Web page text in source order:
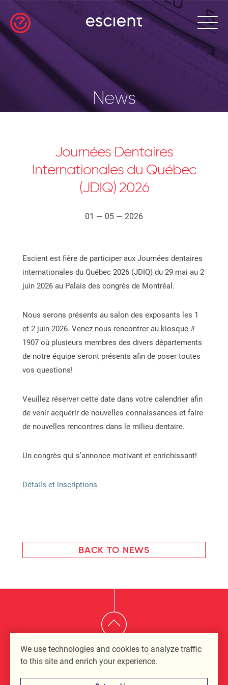
News
Journées Dentaires
Internationales du Québec
(JDIQ) 2026
01 — 05 — 2026
Escient est fière de participer aux Journées dentaires
internationales du Québec 2026 (JDIQ) du 29 mai au 2
juin 2026 au Palais des congrès de Montréal.
Nous serons présents au salon des exposants les 1
et 2 juin 2026. Venez nous rencontrer au kiosque #
1907 où plusieurs membres des divers départements
de notre équipe seront présents afin de poser toutes
vos questions!
Veuillez réserver cette date dans votre calendrier afin
de venir acquérir de nouvelles connaissances et faire
de nouvelles rencontres dans le milieu dentaire.
Un congrès qui s’annonce motivant et enrichissant!
Détails et inscriptions
BACK TO NEWS
(Quebec) H7T 2Z8 — 450 629 6434 or 1 877 629 6434 —
We use technologies and cookies to analyze traffic
to this site and enrich your experience.